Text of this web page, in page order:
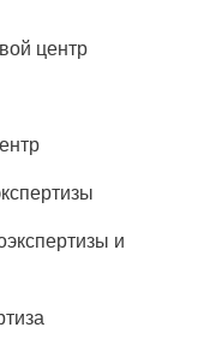
центр
и